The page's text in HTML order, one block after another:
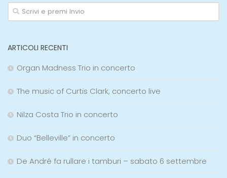
ARTICOLI RECENTI
Organ Madness Trio in concerto
The music of Curtis Clark, concerto live
Nilza Costa Trio in concerto
Duo “Belleville” in concerto
De André fa rullare i tamburi – sabato 6 settembre